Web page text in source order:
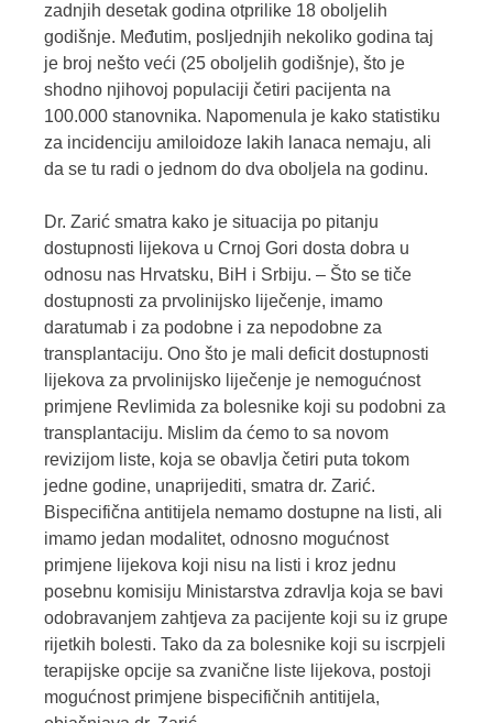
zadnjih desetak godina otprilike 18 oboljelih
godišnje. Međutim, posljednjih nekoliko godina taj
je broj nešto veći (25 oboljelih godišnje), što je
shodno njihovoj populaciji četiri pacijenta na
100.000 stanovnika. Napomenula je kako statistiku
za incidenciju amiloidoze lakih lanaca nemaju, ali
da se tu radi o jednom do dva oboljela na godinu.
Dr. Zarić smatra kako je situacija po pitanju
dostupnosti lijekova u Crnoj Gori dosta dobra u
odnosu nas Hrvatsku, BiH i Srbiju. – Što se tiče
dostupnosti za prvolinijsko liječenje, imamo
daratumab i za podobne i za nepodobne za
transplantaciju. Ono što je mali deficit dostupnosti
lijekova za prvolinijsko liječenje je nemogućnost
primjene Revlimida za bolesnike koji su podobni za
transplantaciju. Mislim da ćemo to sa novom
revizijom liste, koja se obavlja četiri puta tokom
jedne godine, unaprijediti, smatra dr. Zarić.
Bispecifična antitijela nemamo dostupne na listi, ali
imamo jedan modalitet, odnosno mogućnost
primjene lijekova koji nisu na listi i kroz jednu
posebnu komisiju Ministarstva zdravlja koja se bavi
odobravanjem zahtjeva za pacijente koji su iz grupe
rijetkih bolesti. Tako da za bolesnike koji su iscrpjeli
terapijske opcije sa zvanične liste lijekova, postoji
mogućnost primjene bispecifičnih antitijela,